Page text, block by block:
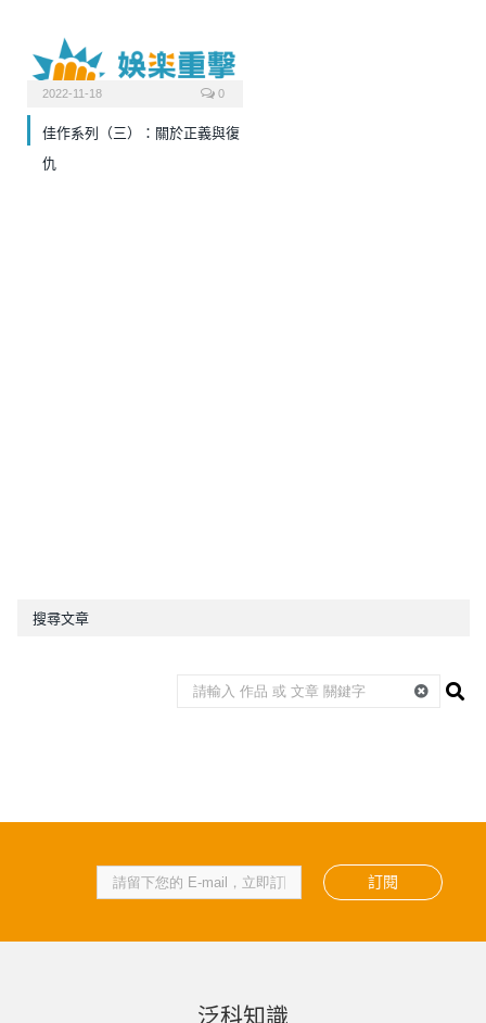
2022-11-18 0
佳作系列（三）：關於正義與復
仇
搜尋文章
訂閱
泛科知識